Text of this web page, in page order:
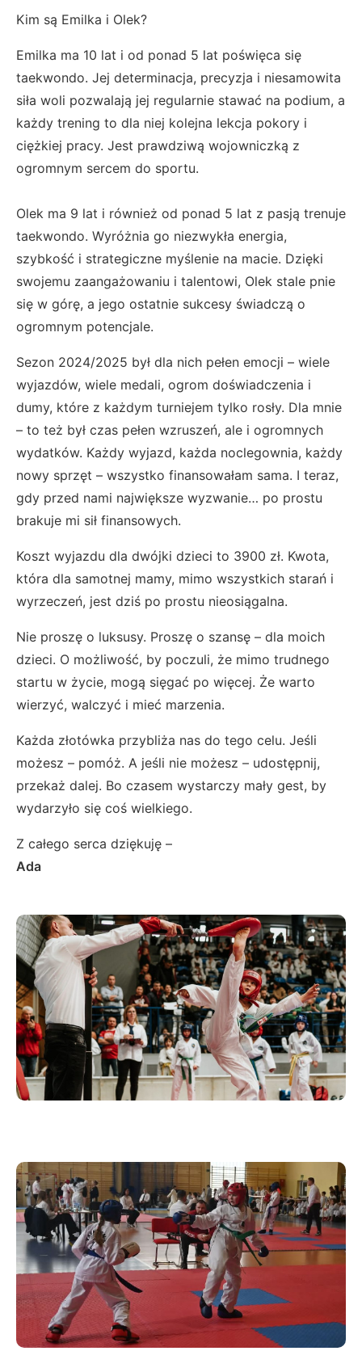
Kim są Emilka i Olek?
Emilka ma 10 lat i od ponad 5 lat poświęca się
taekwondo. Jej determinacja, precyzja i niesamowita
siła woli pozwalają jej regularnie stawać na podium, a
każdy trening to dla niej kolejna lekcja pokory i
ciężkiej pracy. Jest prawdziwą wojowniczką z
ogromnym sercem do sportu.
Olek ma 9 lat i również od ponad 5 lat z pasją trenuje
taekwondo. Wyróżnia go niezwykła energia,
szybkość i strategiczne myślenie na macie. Dzięki
swojemu zaangażowaniu i talentowi, Olek stale pnie
się w górę, a jego ostatnie sukcesy świadczą o
ogromnym potencjale.
Sezon 2024/2025 był dla nich pełen emocji – wiele
wyjazdów, wiele medali, ogrom doświadczenia i
dumy, które z każdym turniejem tylko rosły. Dla mnie
– to też był czas pełen wzruszeń, ale i ogromnych
wydatków. Każdy wyjazd, każda noclegownia, każdy
nowy sprzęt – wszystko finansowałam sama. I teraz,
gdy przed nami największe wyzwanie… po prostu
brakuje mi sił finansowych.
Koszt wyjazdu dla dwójki dzieci to 3900 zł. Kwota,
która dla samotnej mamy, mimo wszystkich starań i
wyrzeczeń, jest dziś po prostu nieosiągalna.
Nie proszę o luksusy. Proszę o szansę – dla moich
dzieci. O możliwość, by poczuli, że mimo trudnego
startu w życie, mogą sięgać po więcej. Że warto
wierzyć, walczyć i mieć marzenia.
Każda złotówka przybliża nas do tego celu. Jeśli
możesz – pomóż. A jeśli nie możesz – udostępnij,
przekaż dalej. Bo czasem wystarczy mały gest, by
wydarzyło się coś wielkiego.
Z całego serca dziękuję –
Ada